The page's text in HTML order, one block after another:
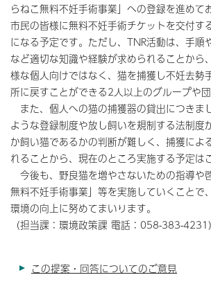
らねこ無料不妊手術事業」への登録を進めて
市民の皆様に無料不妊手術チケットを交付す
になる予定です。ただし、TNR活動は、手順
など適切な知識や経験が求められることから
様な個人向けではなく、猫を捕獲し不妊去勢
所に戻すことができる2人以上のグループや団
また、個人への猫の捕獲器の貸出につきま
ような登録制度や放し飼いを規制する法制度
か飼い猫であるかの判断が難しく、捕獲によ
れることから、現在のところ実施する予定は
今後も、野良猫を増やさないための指導や
無料不妊手術事業」等を実施していくことで
環境の向上に努めてまいります。
（担当課：環境政策課 電話：058-383-4231）
この提案・回答についてのご意見